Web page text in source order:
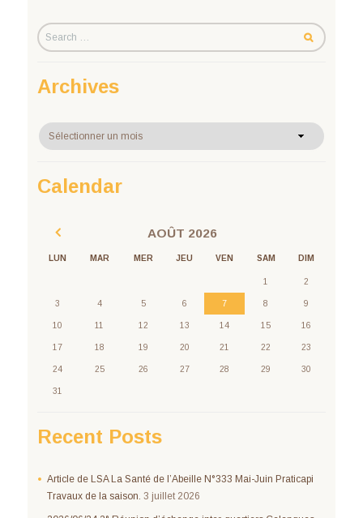
Archives
Archives
Calendar
AOÛT 2026
LUN MAR MER JEU VEN SAM DIM
1 2
3 4 5 6 7 8 9
10 11 12 13 14 15 16
17 18 19 20 21 22 23
24 25 26 27 28 29 30
31
Recent Posts
Article de LSA La Santé de l’Abeille N°333 Mai-Juin Praticapi
Travaux de la saison. 3 juillet 2026